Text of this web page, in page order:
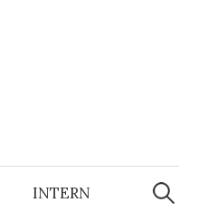
INTERN
Suchen
nach: